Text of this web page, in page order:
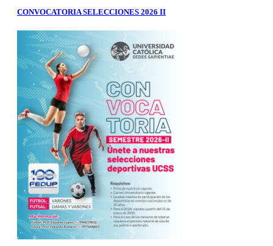
CONVOCATORIA SELECCIONES 2026 II